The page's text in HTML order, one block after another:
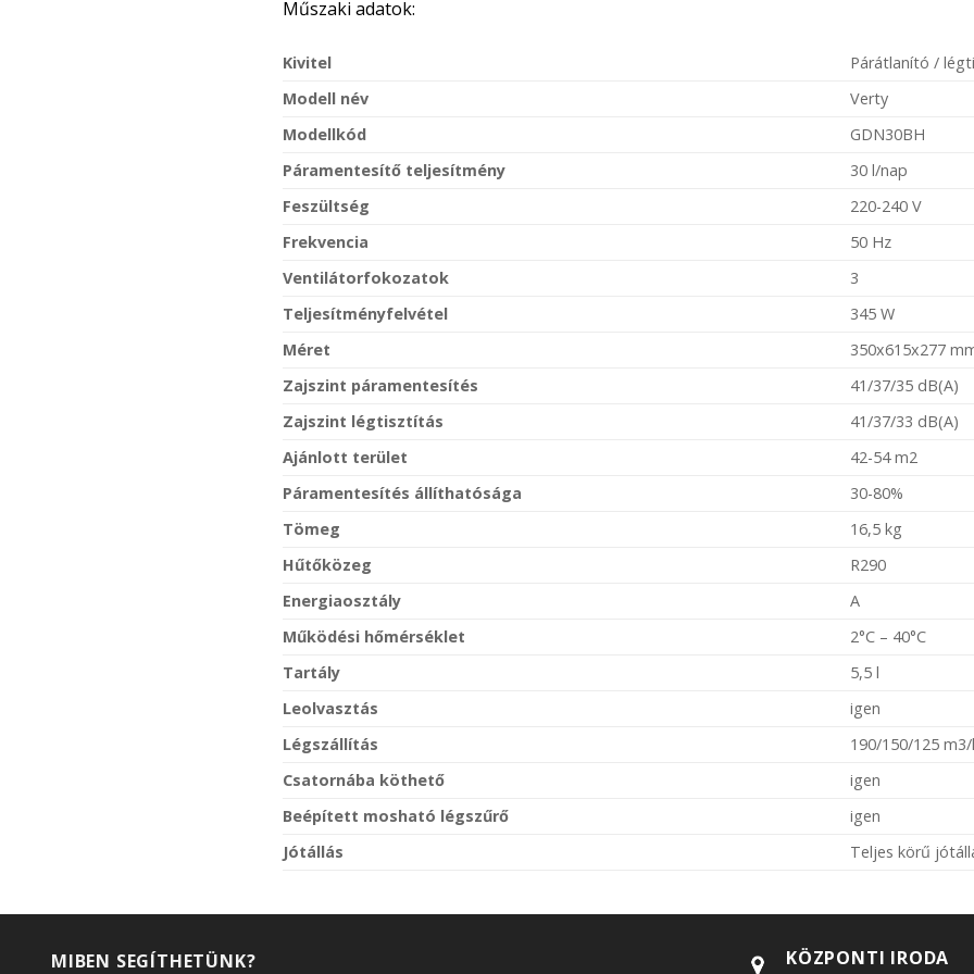
Műszaki adatok:
Kivitel
Párátlanító /
Modell név
Verty
Modellkód
GDN30BH
Páramentesítő teljesítmény
30 l/nap
Feszültség
220-240 V
Frekvencia
50 Hz
Ventilátorfokozatok
3
Teljesítményfelvétel
345 W
Méret
350x615x277
Zajszint páramentesítés
41/37/35 dB(A)
Zajszint légtisztítás
41/37/33 dB(A)
Ajánlott terület
42-54 m2
Páramentesítés állíthatósága
30-80%
Tömeg
16,5 kg
Hűtőközeg
R290
Energiaosztály
A
Működési hőmérséklet
2°C – 40°C
Tartály
5,5 l
Leolvasztás
igen
Légszállítás
190/150/125 m3/
Csatornába köthető
igen
Beépített mosható légszűrő
igen
Jótállás
Teljes körű
MIBEN SEGÍTHETÜNK? KÖZPONTI IRODA